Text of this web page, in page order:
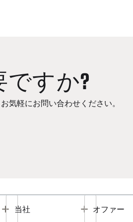
すか?
気軽にお問い合わせください。
Toggle
当社 Toggle
オファー